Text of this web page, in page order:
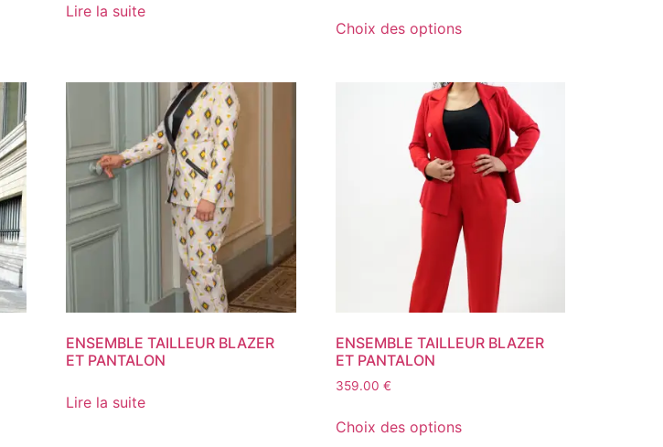
Lire la suite
Choix des options
ENSEMBLE TAILLEUR BLAZER
ET PANTALON
Lire la suite
ENSEMBLE TAILLEUR BLAZER
ET PANTALON
359.00€
Choix des options